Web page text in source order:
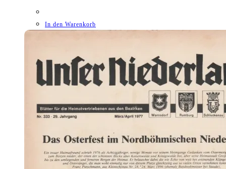
In den Warenkorb